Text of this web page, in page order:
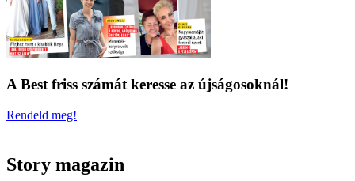
A Best friss számát keresse az újságosoknál!
Rendeld meg!
Story magazin